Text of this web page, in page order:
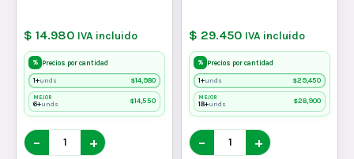
$ 14.980 IVA incluido
% Precios por cantidad
1+unds $14,980
MEJOR
6+unds $14,550
− +
$ 29.450 IVA incluido
% Precios por cantidad
1+unds $29,450
MEJOR
18+unds $28,900
− +